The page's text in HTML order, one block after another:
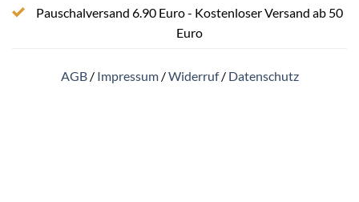
Pauschalversand 6.90 Euro - Kostenloser Versand ab 50
Euro
AGB/ Impressum/Widerruf/ Datenschutz